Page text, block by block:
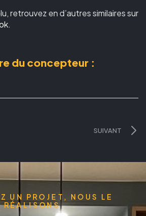
retrouvez en d’autres similaires sur
.
du concepteur :
SUIVANT
UN PROJET, NOUS LE
RÉALISONS